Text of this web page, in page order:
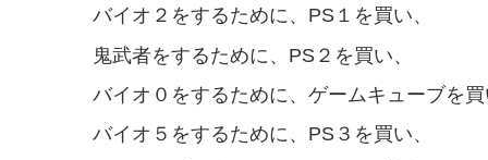
バイオ２をするために、PS１を買い、
鬼武者をするために、PS２を買い、
バイオ０をするために、ゲームキューブを
バイオ５をするために、PS３を買い、